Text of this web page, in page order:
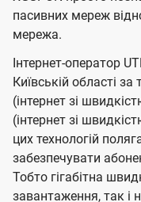
пасивних мереж
мережа.
Інтернет-оператор
Київській області за
(інтернет зі
(інтернет зі
цих технологій
забезпечувати
Тобто гігабітна
завантаження, так і